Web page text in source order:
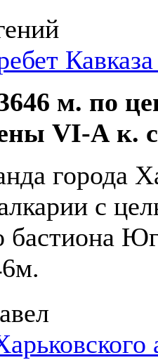
м. по
VI-А к.
города
с
бастиона